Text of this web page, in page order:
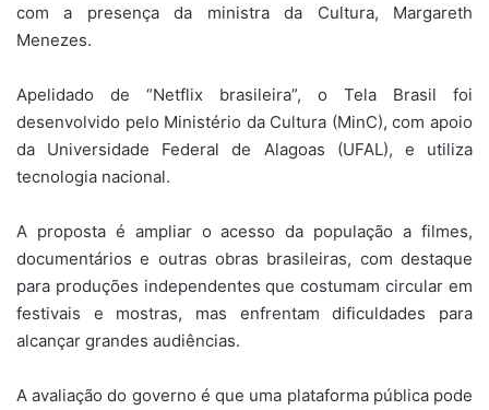
com a presença da ministra da Cultura, Margareth
Menezes.
Apelidado de “Netflix brasileira”, o Tela Brasil foi
desenvolvido pelo Ministério da Cultura (MinC), com apoio
da Universidade Federal de Alagoas (UFAL), e utiliza
tecnologia nacional.
A proposta é ampliar o acesso da população a filmes,
documentários e outras obras brasileiras, com destaque
para produções independentes que costumam circular em
festivais e mostras, mas enfrentam dificuldades para
alcançar grandes audiências.
A avaliação do governo é que uma plataforma pública pode